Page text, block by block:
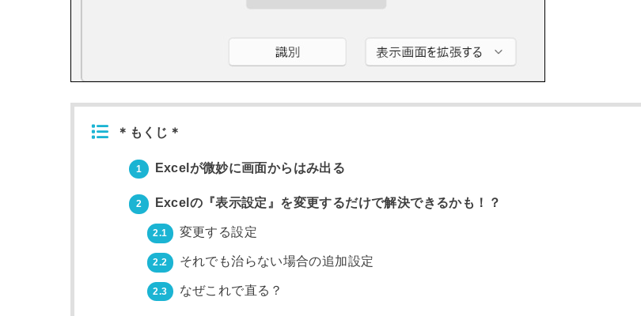
＊もくじ＊
1 Excelが微妙に画面からはみ出る
2 Excelの『表示設定』を変更するだけで解決できるかも！？
2.1 変更する設定
2.2 それでも治らない場合の追加設定
2.3 なぜこれで直る？